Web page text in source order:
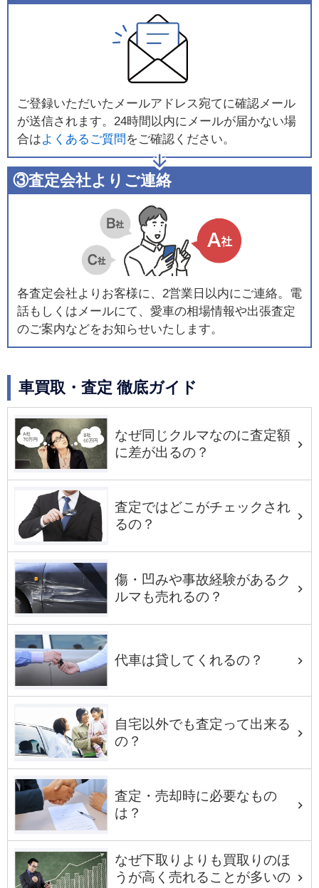
ご登録いただいたメールアドレス宛てに確認メール
が送信されます。24時間以内にメールが届かない場
合はよくあるご質問 をご確認ください。
③査定会社よりご連絡
各査定会社よりお客様に、2営業日以内にご連絡。電
話もしくはメールにて、愛車の相場情報や出張査定
のご案内などをお知らせいたします。
車買取・査定 徹底ガイド
なぜ同じクルマなのに査定額
に差が出るの？
査定ではどこがチェックされ
るの？
傷・凹みや事故経験があるク
ルマも売れるの？
代車は貸してくれるの？
自宅以外でも査定って出来る
の？
査定・売却時に必要なもの
は？
なぜ下取りよりも買取りのほ
うが高く売れることが多いの